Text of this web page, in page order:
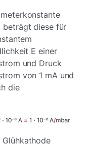
beträgt diese für
E einer
und Druck
von 1 mA und
die